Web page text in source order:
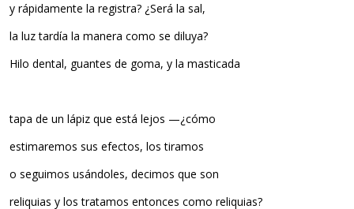
y rápidamente la registra? ¿Será la sal,
la luz tardía la manera como se diluya?
Hilo dental, guantes de goma, y la masticada
tapa de un lápiz que está lejos —¿cómo
estimaremos sus efectos, los tiramos
o seguimos usándoles, decimos que son
reliquias y los tratamos entonces como reliquias?